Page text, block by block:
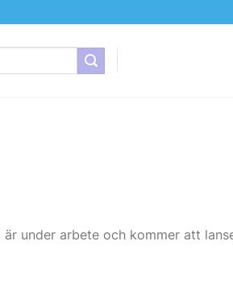
under arbete och kommer att